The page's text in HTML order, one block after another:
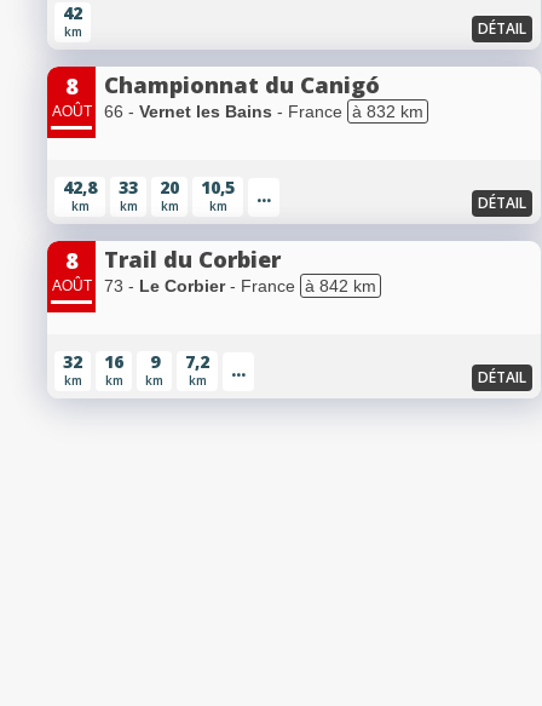
42
km DÉTAIL
8
AOÛT
Championnat du Canigó
66 - Vernet les Bains - France à 832 km
42,8
km
33
km
20
km
10,5
km ... DÉTAIL
8
AOÛT
Trail du Corbier
73 - Le Corbier- France à 842 km
32
km
16
km
9
km
7,2
km ... DÉTAIL